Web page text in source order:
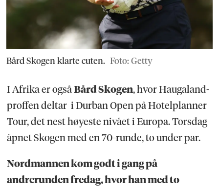
Bård Skogen klarte cuten. Foto: Getty
I Afrika er ogsåBård Skogen, hvor Haugaland-
proffen deltar i Durban Open på Hotelplanner
Tour, det nest høyeste nivået i Europa. Torsdag
åpnet Skogen med en 70-runde, to under par.
Nordmannen kom godt i gang på
andrerunden fredag, hvor han med to